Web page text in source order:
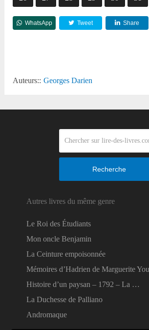
WhatsApp Tweet Share
Auteurs:: Georges Darien
Recherche
Autres livres du même genre
Le Roi des Étudiants
Mon oncle Benjamin
La Ceinture empoisonnée
Mémoires d’Hadrien de Marguerite
Histoire d’un paysan – 1792 – La …
La Duchesse de Palliano
Andromaque